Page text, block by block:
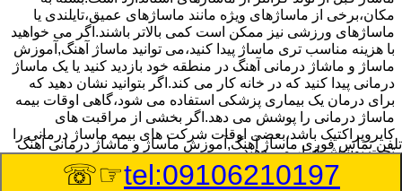
مکان،برخی از ماساژهای ویژه مانند ماساژهای عمیق،تایلندی یا
ماساژهای ورزشی نیز ممکن است کمی بالاتر باشند.اگر می خواهید
با هزینه مناسب تری ماساژ پیدا کنید،می توانید ماساژ آهنگ,آموزش
ماساژ و ماشاژ درمانی آهنگ در منطقه خود بازدید کنید یا یک ماساژ
درمانی پیدا کنید که در خانه کار می کند.اگر بتوانید نشان دهید که
برای درمان یک بیماری پزشکی استفاده می شود،گاهی اوقات بیمه
ماساژ درمانی را پوشش می دهد.اگر بخشی از مراقبت های
کایروپراکتیک باشد،بعضی اوقات شرکت های بیمه ماساژ درمانی را
تحت پوشش قرار می دهند.
8/8/2026 4:34:55 AM
تلفن تماس فوریماساژ آهنگ,آموزش ماساژ و ماشاژ درمانی آهنگ
tel:09106210197
☞☏